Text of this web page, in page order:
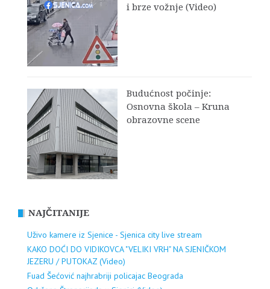
i brze vožnje (Video)
Budućnost počinje:
Osnovna škola – Kruna
obrazovne scene
NAJČITANIJE
Uživo kamere iz Sjenice - Sjenica city live stream
KAKO DOĆI DO VIDIKOVCA "VELIKI VRH" NA SJENIČKOM
JEZERU / PUTOKAZ (Video)
Fuad Šećović najhrabriji policajac Beograda